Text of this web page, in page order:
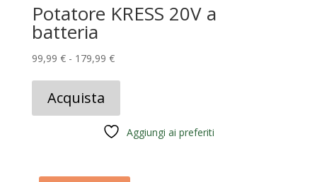
Potatore KRESS 20V a
batteria
99,99 € - 179,99 €Fascia
99,99 €
a
Acquista
Aggiungi ai preferiti